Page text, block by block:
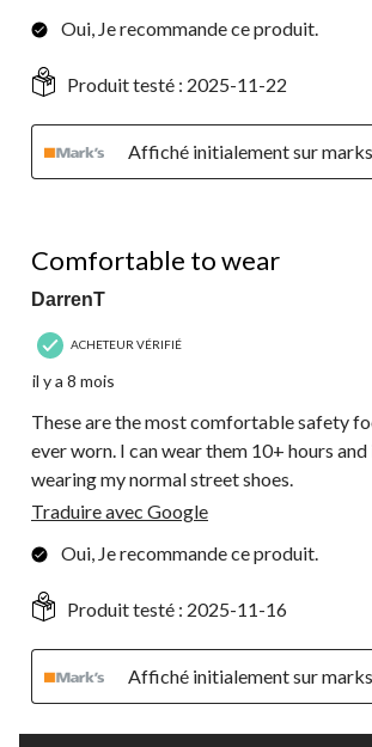
Oui, Je recommande ce produit.
Produit testé : 2025-11-22
Affiché initialement sur
Comfortable to wear
DarrenT
ACHETEUR VÉRIFIÉ
il y a 8 mois
These are the most comfortable safety
ever worn. I can wear them 10+ hours
wearing my normal street shoes.
Traduire avec Google
Oui, Je recommande ce produit.
Produit testé : 2025-11-16
Affiché initialement sur